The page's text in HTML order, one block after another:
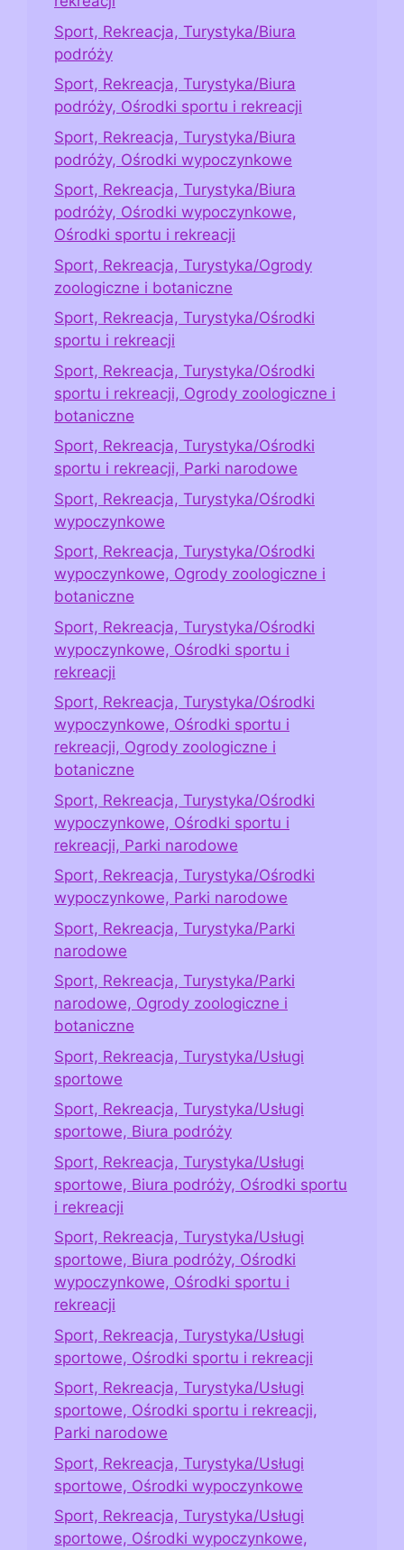
Sport, Rekreacja, Turystyka/Biura
podróży
Sport, Rekreacja, Turystyka/Biura
podróży, Ośrodki sportu i rekreacji
Sport, Rekreacja, Turystyka/Biura
podróży, Ośrodki wypoczynkowe
Sport, Rekreacja, Turystyka/Biura
podróży, Ośrodki wypoczynkowe,
Ośrodki sportu i rekreacji
Sport, Rekreacja, Turystyka/Ogrody
zoologiczne i botaniczne
Sport, Rekreacja, Turystyka/Ośrodki
sportu i rekreacji
Sport, Rekreacja, Turystyka/Ośrodki
sportu i rekreacji, Ogrody zoologiczne i
botaniczne
Sport, Rekreacja, Turystyka/Ośrodki
sportu i rekreacji, Parki narodowe
Sport, Rekreacja, Turystyka/Ośrodki
wypoczynkowe
Sport, Rekreacja, Turystyka/Ośrodki
wypoczynkowe, Ogrody zoologiczne i
botaniczne
Sport, Rekreacja, Turystyka/Ośrodki
wypoczynkowe, Ośrodki sportu i
rekreacji
Sport, Rekreacja, Turystyka/Ośrodki
wypoczynkowe, Ośrodki sportu i
rekreacji, Ogrody zoologiczne i
botaniczne
Sport, Rekreacja, Turystyka/Ośrodki
wypoczynkowe, Ośrodki sportu i
rekreacji, Parki narodowe
Sport, Rekreacja, Turystyka/Ośrodki
wypoczynkowe, Parki narodowe
Sport, Rekreacja, Turystyka/Parki
narodowe
Sport, Rekreacja, Turystyka/Parki
narodowe, Ogrody zoologiczne i
botaniczne
Sport, Rekreacja, Turystyka/Usługi
sportowe
Sport, Rekreacja, Turystyka/Usługi
sportowe, Biura podróży
Sport, Rekreacja, Turystyka/Usługi
sportowe, Biura podróży, Ośrodki sportu
i rekreacji
Sport, Rekreacja, Turystyka/Usługi
sportowe, Biura podróży, Ośrodki
wypoczynkowe, Ośrodki sportu i
rekreacji
Sport, Rekreacja, Turystyka/Usługi
sportowe, Ośrodki sportu i rekreacji
Sport, Rekreacja, Turystyka/Usługi
sportowe, Ośrodki sportu i rekreacji,
Parki narodowe
Sport, Rekreacja, Turystyka/Usługi
sportowe, Ośrodki wypoczynkowe
Sport, Rekreacja, Turystyka/Usługi
sportowe, Ośrodki wypoczynkowe,